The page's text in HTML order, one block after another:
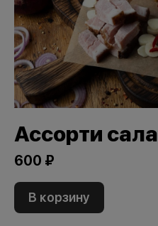
Ассорти сала
600 ₽
В корзину